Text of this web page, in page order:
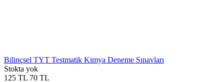
Bilinçsel TYT Testmatik Kimya Deneme Sınavları
Stokta yok
125 TL 70 TL